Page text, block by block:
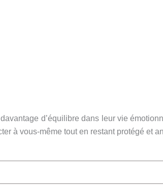
d’équilibre dans leur vie
à vous-même tout en restant protégé et